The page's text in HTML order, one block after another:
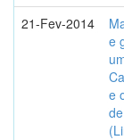
21-Fev-2014
e
e